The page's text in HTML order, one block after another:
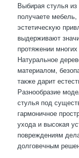
Выбирая стулья
получаете мебель,
эстетическую
выдерживают
протяжении
Натуральное
материалом,
также дарит
Разнообразие
стулья под
гармоничное
ухода и высокая
повреждениям
долговечным